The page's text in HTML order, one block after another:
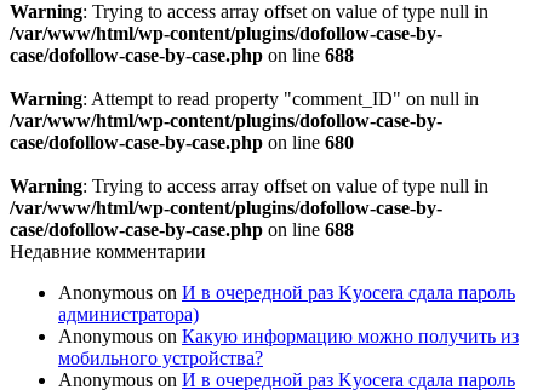
Warning: Trying to access array offset on value of type null in
/var/www/html/wp-content/plugins/dofollow-case-by-
case/dofollow-case-by-case.php on line 688
Warning: Attempt to read property "comment_ID" on null in
/var/www/html/wp-content/plugins/dofollow-case-by-
case/dofollow-case-by-case.php on line 680
Warning: Trying to access array offset on value of type null in
/var/www/html/wp-content/plugins/dofollow-case-by-
case/dofollow-case-by-case.php on line 688
Недавние комментарии
Anonymous on И в очередной раз Kyocera сдала пароль
администратора)
Anonymous on Какую информацию можно получить из
мобильного устройства?
Anonymous on И в очередной раз Kyocera сдала пароль